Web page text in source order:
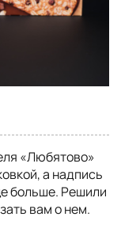
«Любятово»
а надпись
больше. Решили
вам о нем.